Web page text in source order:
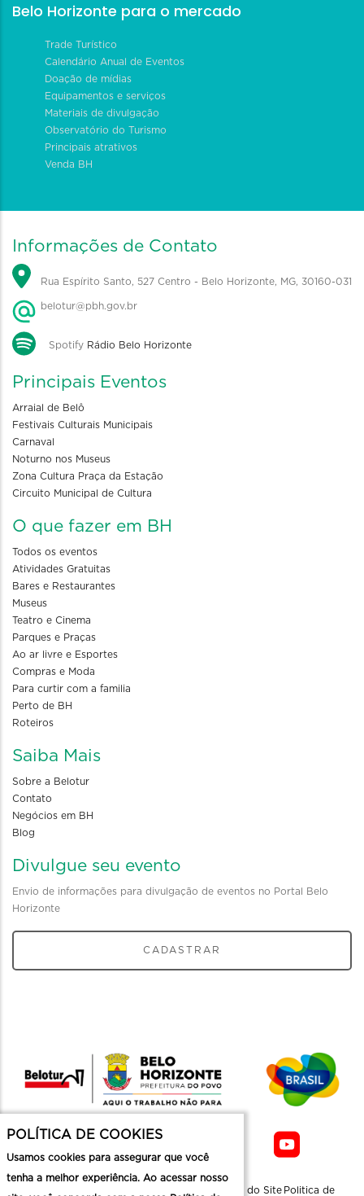
Belo Horizonte para o mercado
Trade Turístico
Calendário Anual de Eventos
Doação de mídias
Equipamentos e serviços
Materiais de divulgação
Observatório do Turismo
Principais atrativos
Venda BH
Informações de Contato
Rua Espírito Santo, 527 Centro - Belo Horizonte, MG, 30160-031
belotur@pbh.gov.br
Spotify Rádio Belo Horizonte
Principais Eventos
Arraial de Belô
Festivais Culturais Municipais
Carnaval
Noturno nos Museus
Zona Cultura Praça da Estação
Circuito Municipal de Cultura
O que fazer em BH
Todos os eventos
Atividades Gratuitas
Bares e Restaurantes
Museus
Teatro e Cinema
Parques e Praças
Ao ar livre e Esportes
Compras e Moda
Para curtir com a familia
Perto de BH
Roteiros
Saiba Mais
Sobre a Belotur
Contato
Negócios em BH
Blog
Divulgue seu evento
Envio de informações para divulgação de eventos no Portal Belo
Horizonte
CADASTRAR
Mapa do Site Politica de
POLÍTICA DE COOKIES
Usamos cookies para assegurar que você
tenha a melhor experiência. Ao acessar nosso